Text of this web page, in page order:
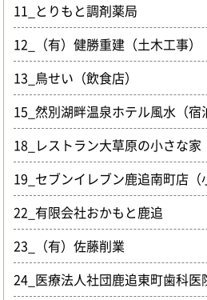
11_とりもと調剤薬局
12_（有）健勝重建（土木工事）
13_鳥せい（飲食店）
15_然別湖畔温泉ホテル風水（宿
18_レストラン大草原の小さな家
19_セブンイレブン鹿追南町店（
22_有限会社おかもと鹿追
23_（有）佐藤削業
24_医療法人社団鹿追東町歯科医